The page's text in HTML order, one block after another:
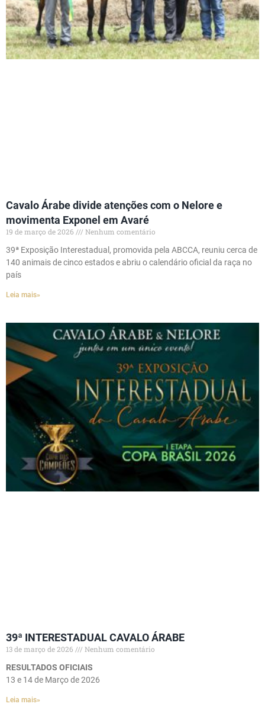
Cavalo Árabe divide atenções com o Nelore e
movimenta Exponel em Avaré
19 de março de 2026
Nenhum comentário
39ª Exposição Interestadual, promovida pela ABCCA, reuniu cerca de
140 animais de cinco estados e abriu o calendário oficial da raça no
país
Leia mais»
39ª INTERESTADUAL CAVALO ÁRABE
13 de março de 2026
Nenhum comentário
RESULTADOS OFICIAIS
13 e 14 de Março de 2026
Leia mais»